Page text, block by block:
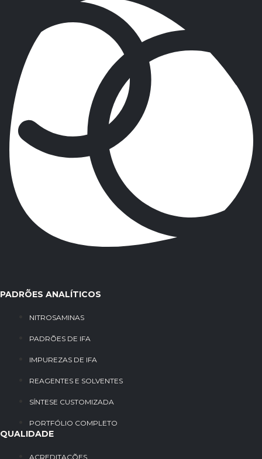
PADRÕES ANALÍTICOS
NITROSAMINAS
PADRÕES DE IFA
IMPUREZAS DE IFA
REAGENTES E SOLVENTES
SÍNTESE CUSTOMIZADA
PORTFÓLIO COMPLETO
QUALIDADE
ACREDITAÇÕES